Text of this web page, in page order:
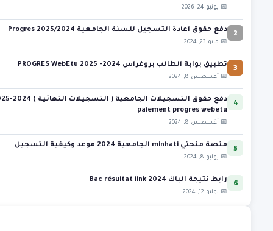
📅 يونيو 24, 2026
2 دفع حقوق اعادة التسجيل للسنة الجامعية 2025/2024 Progres
📅 مايو 23, 2024
3 تطبيق بوابة الطالب بروغراس 2024- 2025 PROGRES WebEtu
📅 أغسطس 8, 2024
4
paiement progres webetu
📅 أغسطس 8, 2024
5 منصة منحتي minhati الجامعية 2024 موعد وكيفية التسجيل
📅 يوليو 8, 2024
6 رابط نتيجة الباك 2024 Bac résultat link
📅 يوليو 12, 2024